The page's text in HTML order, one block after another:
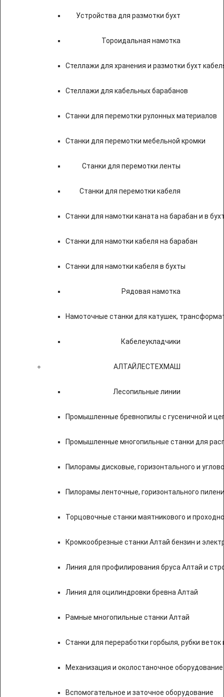
Устройства для размотки бухт
Тороидальная намотка
Стеллажи для хранения и размотки бухт
Стеллажи для кабельных барабанов
Станки для перемотки рулонных материалов
Станки для перемотки мебельной кромки
Станки для перемотки ленты
Станки для перемотки кабеля
Станки для намотки каната на барабан и в
Станки для намотки кабеля на барабан
Станки для намотки кабеля в бухты
Рядовая намотка
Намоточные станки для катушек,
Кабелеукладчики
АЛТАЙЛЕСТЕХМАШ
Лесопильные линии
Промышленные бревнопилы с гусеничной и
Промышленные многопильные станки для
Пилорамы дисковые, горизонтального и
Пилорамы ленточные, горизонтального
Торцовочные станки маятникового и
Кромкообрезные станки Алтай бензин и
Линия для профилирования бруса Алтай и
Линия для оцилиндровки бревна Алтай
Рамные многопильные станки Алтай
Станки для переработки горбыля, рубки веток
Механизация и околостаночное оборудование
Вспомогательное и заточное оборудование